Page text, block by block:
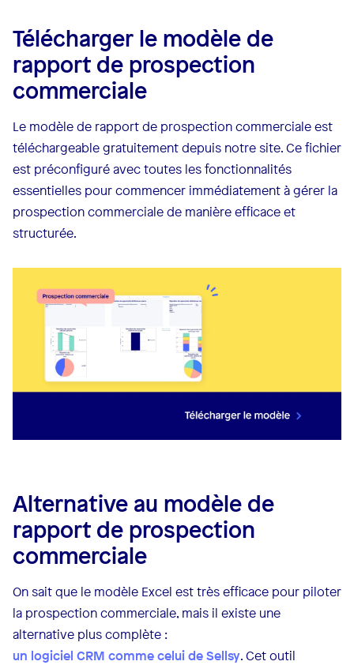
Télécharger le modèle de
rapport de prospection
commerciale
Le modèle de rapport de prospection commerciale est
téléchargeable gratuitement depuis notre site. Ce fichier
est préconfiguré avec toutes les fonctionnalités
essentielles pour commencer immédiatement à gérer la
prospection commerciale de manière efficace et
structurée.
Alternative au modèle de
rapport de prospection
commerciale
On sait que le modèle Excel est très efficace pour piloter
la prospection commerciale, mais il existe une
alternative plus complète :
un logiciel CRM comme celui de Sellsy. Cet outil